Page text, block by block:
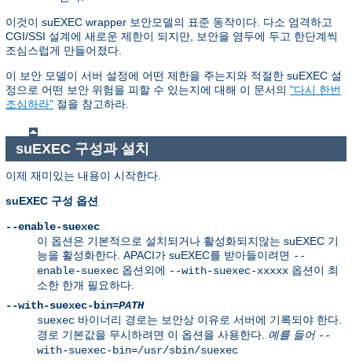
이것이 suEXEC wrapper 보안모델의 표준 동작이다. 다소 엄격하고
CGI/SSI 설계에 새로운 제한이 되지만, 보안을 염두에 두고 한단계씩
조심스럽게 만들어졌다.
이 보안 모델이 서버 설정에 어떤 제한을 주는지와 적절한 suEXEC 설
정으로 어떤 보안 위험을 피할 수 있는지에 대해 이 문서의 "다시 한번
조심하라" 절을 참고하라.
suEXEC 구성과 설치
이제 재미있는 내용이 시작한다.
suEXEC 구성 옵션
--enable-suexec
이 옵션은 기본적으로 설치되거나 활성화되지않는 suEXEC 기
능을 활성화한다. APACI가 suEXEC를 받아들이려면 --
enable-suexec 옵션외에 --with-suexec-xxxxx 옵션이 최
소한 한개 필요하다.
--with-suexec-bin=PATH
suexec 바이너리 경로는 보안상 이유로 서버에 기록되야 한다.
경로 기본값을 무시하려면 이 옵션을 사용한다. 예를 들어 --
with-suexec-bin=/usr/sbin/suexec